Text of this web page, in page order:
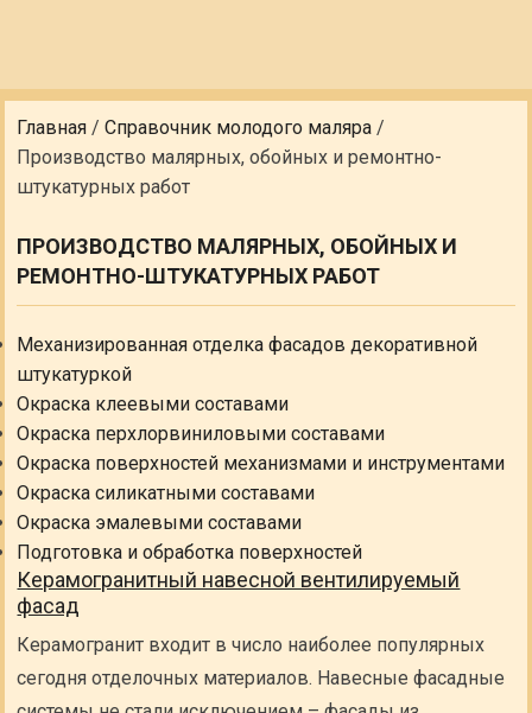
Главная /Справочник молодого маляра /
Производство малярных, обойных и ремонтно-
штукатурных работ
ПРОИЗВОДСТВО МАЛЯРНЫХ, ОБОЙНЫХ И
РЕМОНТНО-ШТУКАТУРНЫХ РАБОТ
Механизированная отделка фасадов декоративной
штукатуркой
Окраска клеевыми составами
Окраска перхлорвиниловыми составами
Окраска поверхностей механизмами и инструментами
Окраска силикатными составами
Окраска эмалевыми составами
Подготовка и обработка поверхностей
Керамогранитный навесной вентилируемый
фасад
Керамогранит входит в число наиболее популярных
сегодня отделочных материалов. Навесные фасадные